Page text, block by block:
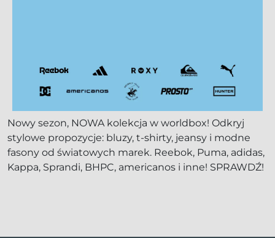
Nowy sezon, NOWA kolekcja w worldbox! Odkryj
stylowe propozycje: bluzy, t-shirty, jeansy i modne
fasony od światowych marek. Reebok, Puma, adidas,
Kappa, Sprandi, BHPC, americanos i inne! SPRAWDŹ!